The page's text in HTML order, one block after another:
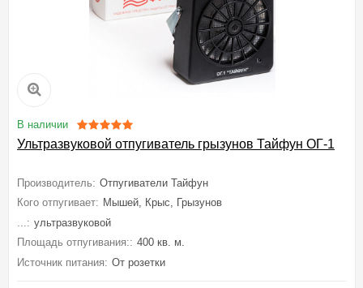
В наличии
Ультразвуковой отпугиватель грызунов Тайфун ОГ-1
Производитель: Отпугиватели Тайфун
Кого отпугивает: Мышей, Крыс, Грызунов
...: ультразвуковой
Площадь отпугивания:: 400 кв. м.
Источник питания: От розетки